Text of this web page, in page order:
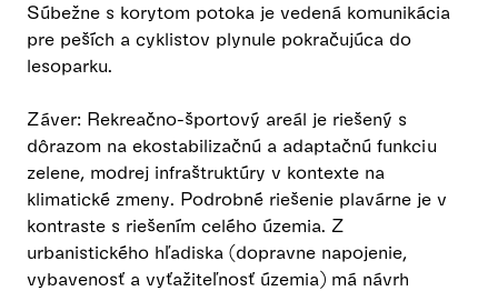
Súbežne s korytom potoka je vedená komunikácia
pre peších a cyklistov plynule pokračujúca do
lesoparku.
Záver: Rekreačno-športový areál je riešený s
dôrazom na ekostabilizačnú a adaptačnú funkciu
zelene, modrej infraštruktúry v kontexte na
klimatické zmeny. Podrobné riešenie plavárne je v
kontraste s riešením celého územia. Z
urbanistického hľadiska (dopravne napojenie,
vybavenosť a vyťažiteľnosť územia) má návrh